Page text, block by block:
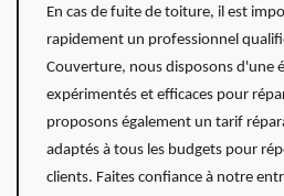
En cas de fuite de toiture, il est
rapidement un professionnel
Couverture, nous disposons d'une
expérimentés et efficaces pour
proposons également un tarif
adaptés à tous les budgets pour
clients. Faites confiance à notre